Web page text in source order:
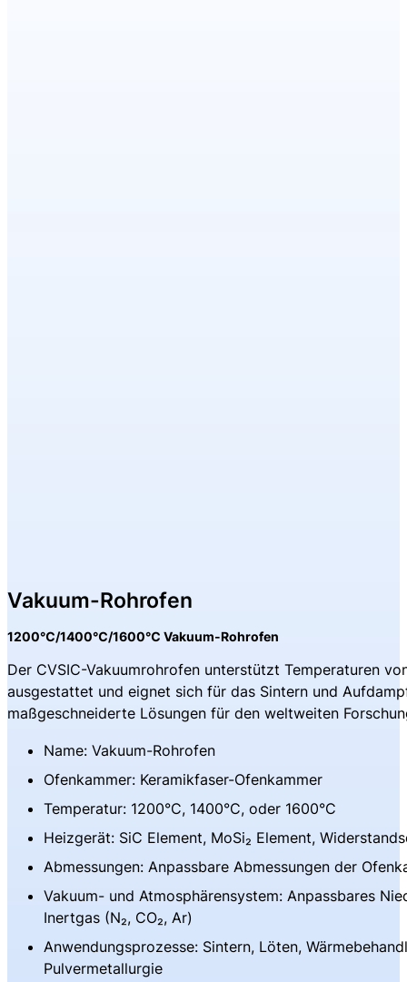
Vakuum-Rohrofen
1200℃/1400℃/1600℃ Vakuum-Rohrofen
Der CVSIC-Vakuumrohrofen unterstützt Temperaturen
ausgestattet und eignet sich für das Sintern und
maßgeschneiderte Lösungen für den weltweiten
Name: Vakuum-Rohrofen
Ofenkammer: Keramikfaser-Ofenkammer
Temperatur: 1200°C, 1400°C, oder 1600°C
Heizgerät: SiC Element, MoSi₂ Element,
Abmessungen: Anpassbare Abmessungen der
Vakuum- und Atmosphärensystem: Anpassbares
Inertgas (N₂, CO₂, Ar)
Anwendungsprozesse: Sintern, Löten,
Pulvermetallurgie